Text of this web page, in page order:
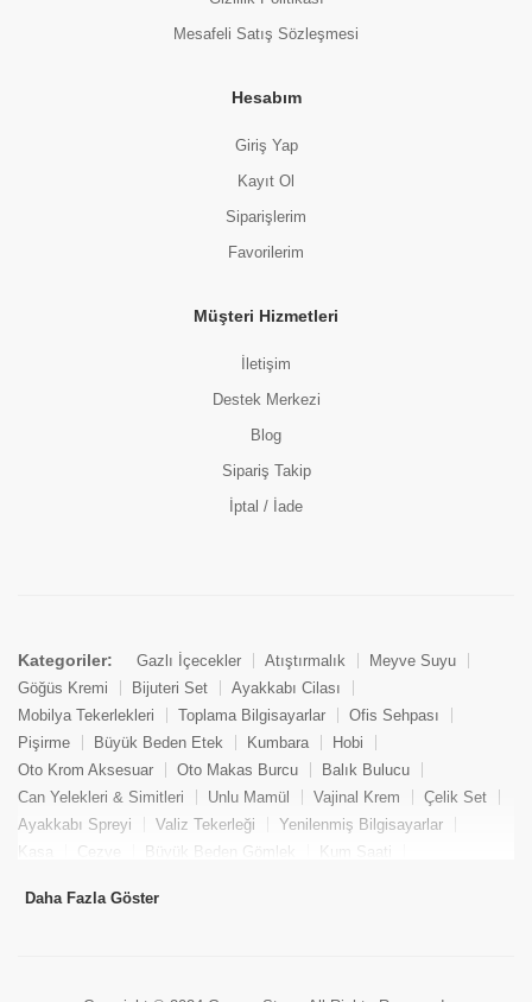
Mesafeli Satış Sözleşmesi
Hesabım
Giriş Yap
Kayıt Ol
Siparişlerim
Favorilerim
Müşteri Hizmetleri
İletişim
Destek Merkezi
Blog
Sipariş Takip
İptal / İade
Kategoriler: Gazlı İçecekler Atıştırmalık
Meyve Suyu
Göğüs Kremi
Bijuteri Set
Ayakkabı Cilası
Mobilya Tekerlekleri
Toplama Bilgisayarlar
Ofis Sehpası
Pişirme
Büyük Beden Etek Kumbara
Hobi
Oto Krom Aksesuar
Oto Makas Burcu
Balık Bulucu
Can Yelekleri & Simitleri
Unlu Mamül Vajinal Krem
Çelik Set
Ayakkabı Spreyi
Valiz Tekerleği
Yenilenmiş Bilgisayarlar
Kasa
Cezve Büyük Beden Gömlek
Kum Saati
Tekne Bağlama & Demirleme
Daha Fazla Göster